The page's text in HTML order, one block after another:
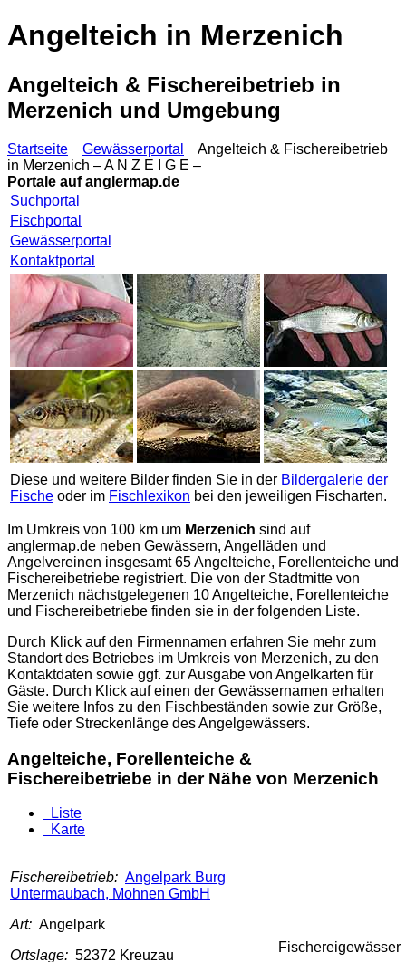
Angelteich in Merzenich
Angelteich & Fischereibetrieb in
Merzenich und Umgebung
Startseite Gewässerportal
Angelteich & Fischereibetrieb
in Merzenich – A N Z E I G E –
Portale aufanglermap.de
Suchportal
Fischportal
Gewässerportal
Kontaktportal
Diese und weitere Bilder finden Sie in der Bildergalerie der
Fische oder im Fischlexikon bei den jeweiligen Fischarten.
Im Umkreis von 100 km um Merzenich sind auf
anglermap.de neben Gewässern, Angelläden und
Angelvereinen insgesamt 65 Angelteiche, Forellenteiche und
Fischereibetriebe registriert. Die von der Stadtmitte von
Merzenich nächstgelegenen 10 Angelteiche, Forellenteiche
und Fischereibetriebe finden sie in der folgenden Liste.
Durch Klick auf den Firmennamen erfahren Sie mehr zum
Standort des Betriebes im Umkreis von Merzenich, zu den
Kontaktdaten sowie ggf. zur Ausgabe von Angelkarten für
Gäste. Durch Klick auf einen der Gewässernamen erhalten
Sie weitere Infos zu den Fischbeständen sowie zur Größe,
Tiefe oder Streckenlänge des Angelgewässers.
Angelteiche, Forellenteiche &
Fischereibetriebe in der Nähe von Merzenich
Liste
Karte
Fischereibetrieb: Angelpark Burg
Untermaubach, Mohnen GmbH
Art: Angelpark
Ortslage: 52372 Kreuzau
Fischereigewässer